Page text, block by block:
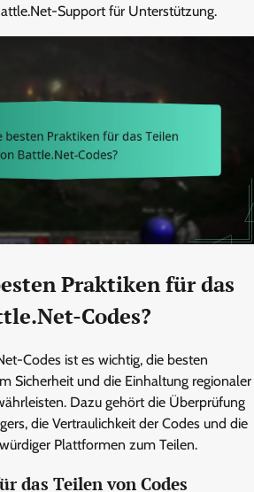
Support für Unterstützung.
Praktiken für das
Codes?
Codes ist es wichtig, die besten
Sicherheit und die Einhaltung regionaler
Dazu gehört die Überprüfung
die Vertraulichkeit der Codes und die
Plattformen zum Teilen.
das Teilen von Codes